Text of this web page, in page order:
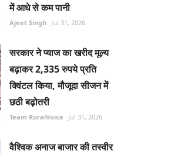
में आधे से कम पानी
Ajeet Singh Jul 31, 2026
सरकार ने प्याज का खरीद मूल्य
बढ़ाकर 2,335 रुपये प्रति
क्विंटल किया, मौजूदा सीजन में
छठी बढ़ोतरी
Team RuralVoice Jul 31, 2026
वैश्विक अनाज बाजार की तस्वीर